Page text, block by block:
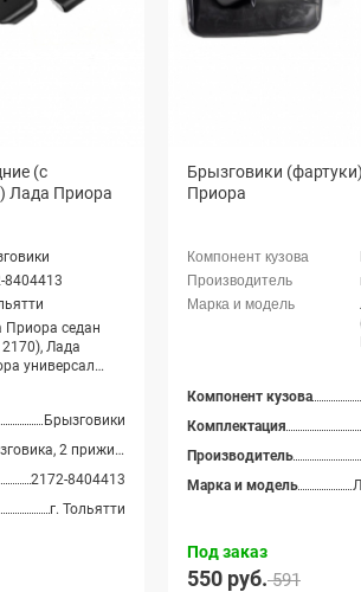
(с
Лада Приора
8404413
Приора седан
Лада
универсал
Лада Приора
(ВАЗ 21728), Лада
2 седан (ВАЗ
Лада Приора-2
Брызговики
2 брызговика, 2 прижимных пластины
2172-8404413
г. Тольятти
Брызговики
Приора
Компонент кузова
Комплектация
Производитель
Марка и модель
Под заказ
550 руб.591